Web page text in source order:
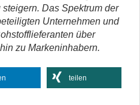
Das Spektrum der
Unternehmen und
über
zu Markeninhabern.
teilen